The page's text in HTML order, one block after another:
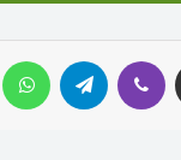
Linkedin WhatsAppTelegram